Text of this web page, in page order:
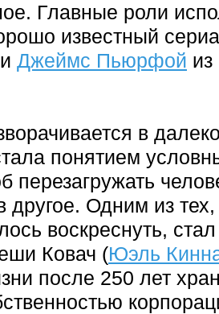
Главные роли
известный
Джеймс Пьюрфой из
в
понятием
перезагружать
другое. Одним из
воскреснуть,
Ковач (Юэль
после 250 лет